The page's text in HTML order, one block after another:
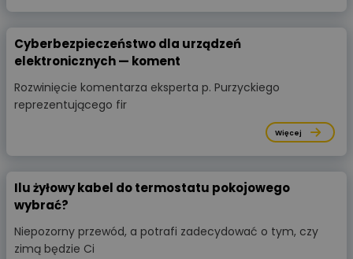
Cyberbezpieczeństwo dla urządzeń
elektronicznych — koment
Rozwinięcie komentarza eksperta p. Purzyckiego
reprezentującego fir
Więcej
Ilu żyłowy kabel do termostatu pokojowego
wybrać?
Niepozorny przewód, a potrafi zadecydować o tym, czy
zimą będzie Ci